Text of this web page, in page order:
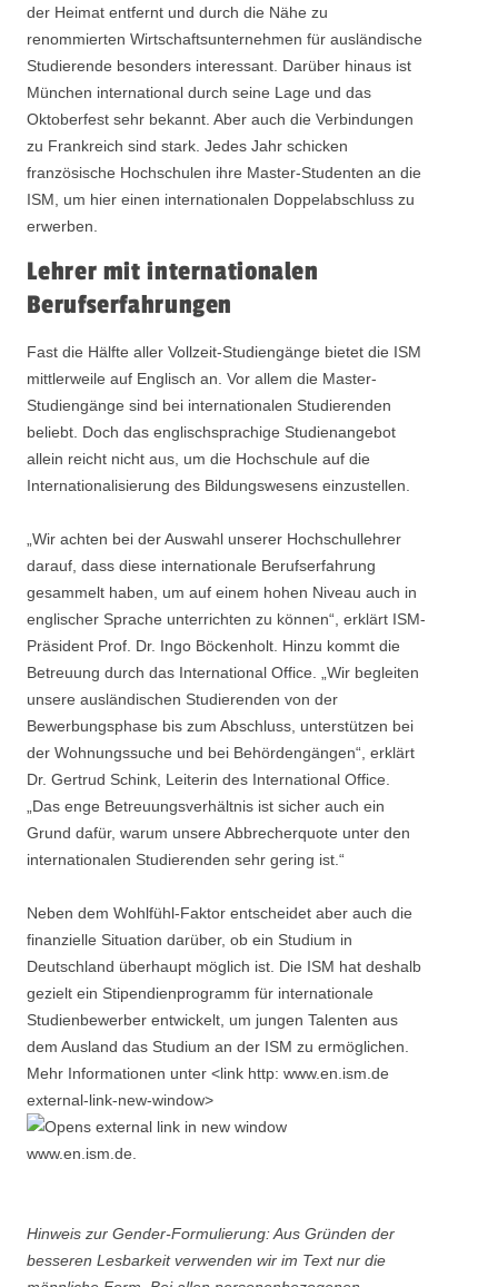
der Heimat entfernt und durch die Nähe zu
renommierten Wirtschaftsunternehmen für ausländische
Studierende besonders interessant. Darüber hinaus ist
München international durch seine Lage und das
Oktoberfest sehr bekannt. Aber auch die Verbindungen
zu Frankreich sind stark. Jedes Jahr schicken
französische Hochschulen ihre Master‐Studenten an die
ISM, um hier einen internationalen Doppelabschluss zu
erwerben.
Lehrer mit internationalen
Berufserfahrungen
Fast die Hälfte aller Vollzeit‐Studiengänge bietet die ISM
mittlerweile auf Englisch an. Vor allem die Master‐
Studiengänge sind bei internationalen Studierenden
beliebt. Doch das englischsprachige Studienangebot
allein reicht nicht aus, um die Hochschule auf die
Internationalisierung des Bildungswesens einzustellen.
„Wir achten bei der Auswahl unserer Hochschullehrer
darauf, dass diese internationale Berufserfahrung
gesammelt haben, um auf einem hohen Niveau auch in
englischer Sprache unterrichten zu können“, erklärt ISM‐
Präsident Prof. Dr. Ingo Böckenholt. Hinzu kommt die
Betreuung durch das International Office. „Wir begleiten
unsere ausländischen Studierenden von der
Bewerbungsphase bis zum Abschluss, unterstützen bei
der Wohnungssuche und bei Behördengängen“, erklärt
Dr. Gertrud Schink, Leiterin des International Office.
„Das enge Betreuungsverhältnis ist sicher auch ein
Grund dafür, warum unsere Abbrecherquote unter den
internationalen Studierenden sehr gering ist.“
Neben dem Wohlfühl‐Faktor entscheidet aber auch die
finanzielle Situation darüber, ob ein Studium in
Deutschland überhaupt möglich ist. Die ISM hat deshalb
gezielt ein Stipendienprogramm für internationale
Studienbewerber entwickelt, um jungen Talenten aus
dem Ausland das Studium an der ISM zu ermöglichen.
Mehr Informationen unter <link http: www.en.ism.de
external-link-new-window>
www.en.ism.de.
Hinweis zur Gender-Formulierung: Aus Gründen der
besseren Lesbarkeit verwenden wir im Text nur die